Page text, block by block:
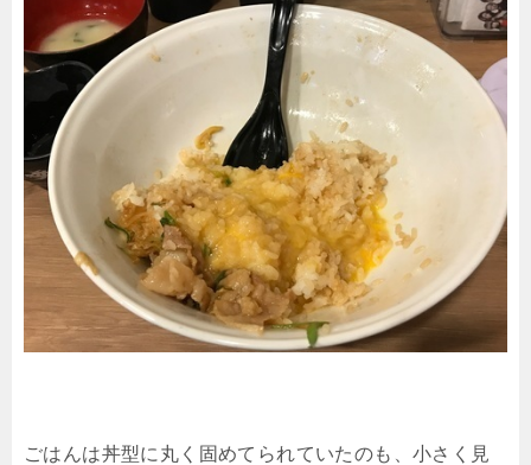
ごはんは丼型に丸く固めてられていたのも、小さく見